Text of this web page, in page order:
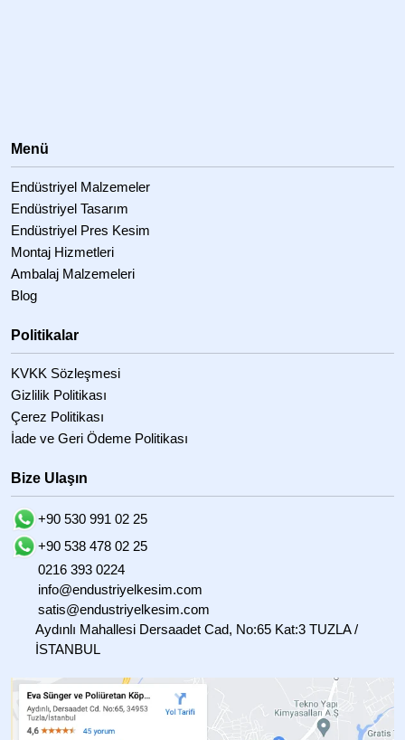
Menü
Endüstriyel Malzemeler
Endüstriyel Tasarım
Endüstriyel Pres Kesim
Montaj Hizmetleri
Ambalaj Malzemeleri
Blog
Politikalar
KVKK Sözleşmesi
Gizlilik Politikası
Çerez Politikası
İade ve Geri Ödeme Politikası
Bize Ulaşın
+90 530 991 02 25
+90 538 478 02 25
0216 393 0224
info@endustriyelkesim.com
satis@endustriyelkesim.com
Aydınlı Mahallesi Dersaadet Cad, No:65 Kat:3 TUZLA /
İSTANBUL